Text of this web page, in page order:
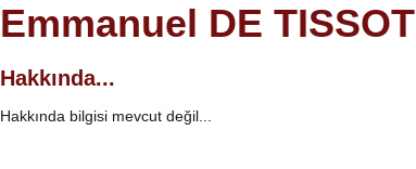
Emmanuel DE TISSOT
Hakkında...
Hakkında bilgisi mevcut değil...